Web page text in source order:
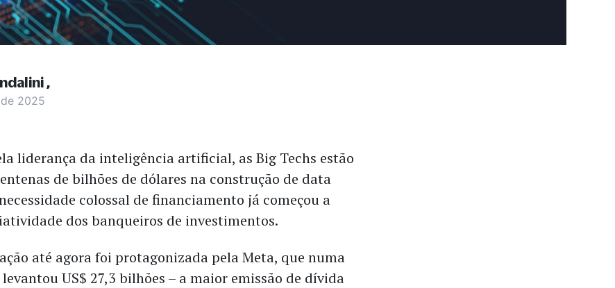
2025
liderança da inteligência artificial, as Big Techs estão
de bilhões de dólares na construção de data
colossal de financiamento já começou a
dos banqueiros de investimentos.
até agora foi protagonizada pela Meta, que numa
US$ 27,3 bilhões – a maior emissão de dívida